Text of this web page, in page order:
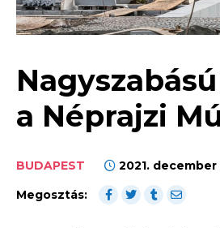
a Néprajzi
BUDAPEST 2021. december
Megosztás: